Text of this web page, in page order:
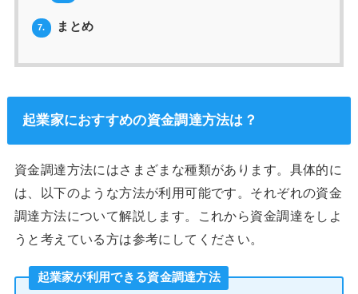
7. まとめ
起業家におすすめの資金調達方法は？
資金調達方法にはさまざまな種類があります。具体的に
は、以下のような方法が利用可能です。それぞれの資金
調達方法について解説します。これから資金調達をしよ
うと考えている方は参考にしてください。
起業家が利用できる資金調達方法